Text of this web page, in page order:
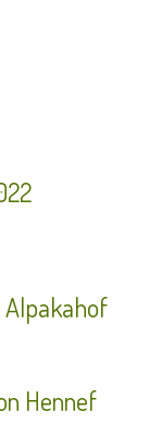
Alpakahof
Hennef